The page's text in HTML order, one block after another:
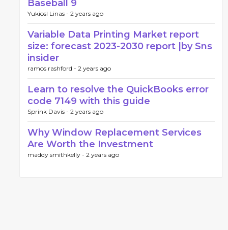
Baseball 9
Yukiosl Linas - 2 years ago
Variable Data Printing Market report
size: forecast 2023-2030 report |by Sns
insider
ramos rashford - 2 years ago
Learn to resolve the QuickBooks error
code 7149 with this guide
Sprink Davis - 2 years ago
Why Window Replacement Services
Are Worth the Investment
maddy smithkelly - 2 years ago